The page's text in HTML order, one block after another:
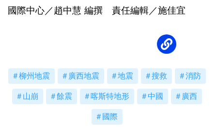
國際中心／趙中慧 編撰 責任編輯／施佳宜
柳州地震 廣西地震 地震 搜救 消防
山崩 餘震 喀斯特地形 中國 廣西
國際